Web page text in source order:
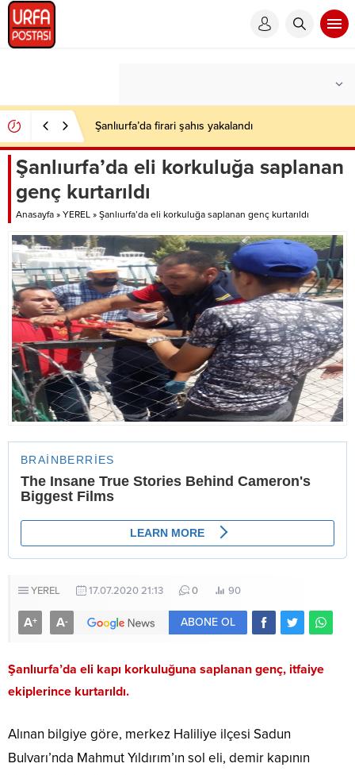
Şanlıurfa’da firari şahıs yakalandı
Şanlıurfa’da eli korkuluğa saplanan
genç kurtarıldı
Anasayfa » YEREL » Şanlıurfa’da eli korkuluğa saplanan genç kurtarıldı
YEREL 17.07.2020 21:13 0 90
A+ A- ABONE OL
Şanlıurfa’da eli kapı korkuluğuna saplanan genç, itfaiye
ekiplerince kurtarıldı.
Alınan bilgiye göre, merkez Haliliye ilçesi Sadun
Bulvarı’nda Mahmut Yıldırım’ın sol eli, demir kapının